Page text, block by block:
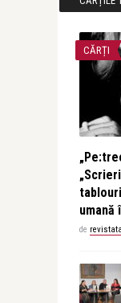
CĂRȚI
umană
de